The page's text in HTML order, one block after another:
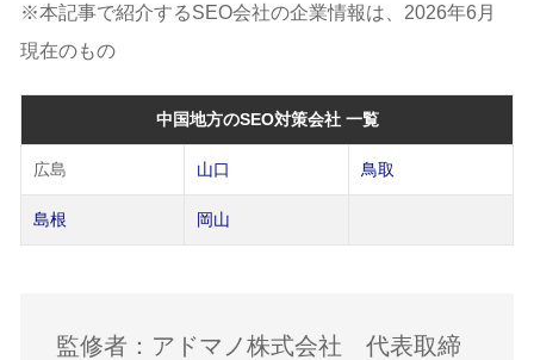
※本記事で紹介するSEO会社の企業情報は、2026年6月
現在のもの
中国地方のSEO対策会社 一覧
広島 山口 鳥取
島根 岡山
監修者：アドマノ株式会社 代表取締